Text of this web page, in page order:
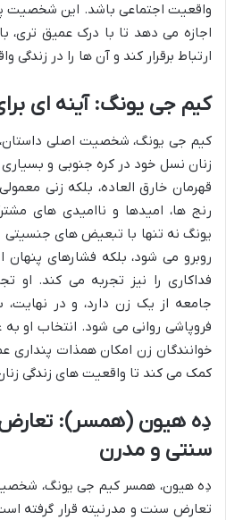
واقعیت اجتماعی باشد. این شخصیت
اجازه می دهد تا با درک عمیق
ارتباط برقرار کند و آن ها را در زندگی
کیم جی یونگ: آینه ای
کیم جی یونگ، شخصیت اصلی
زنان نسل خود در کره جنوبی و
قهرمان خارق العاده، بلکه زنی
رنج ها، امیدها و ناامیدی های
یونگ نه تنها با تبعیض های جنسیتی
روبرو می شود، بلکه فشارهای پنهان
فداکاری را نیز تجربه می کند. او
جامعه از یک زن دارد، و در نهایت،
فروپاشی روانی می شود. انتخاب او
خوانندگان زن امکان همذات پنداری
کمک می کند تا واقعیت های زندگی
دِه هیون (همسر):
سنتی و مدرن
دِه هیون، همسر کیم جی یونگ،
تعارض سنت و مدرنیته قرار گرفته